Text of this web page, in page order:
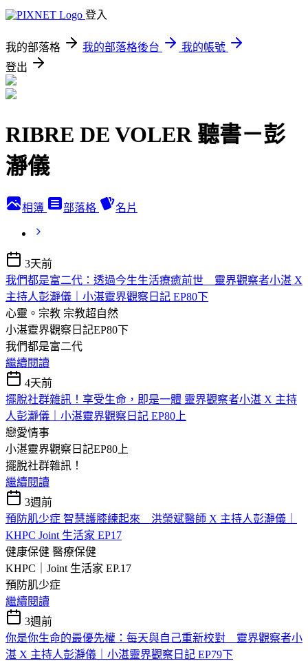
登入
我的部落格 我的部落格後台
我的帳號
登出
RIBRE DE VOLER 聽書－彭
瀞儀
相簿 部落格 名片
3天前
我們都是富二代：透過今生生活療癒前世 靈界觀察者小湛 X
主持人彭瀞儀｜小湛靈界觀察日記 EP80下
心靈。宗教 宗教超自然
小湛靈界觀察日記EP80下
我們都是富二代
繼續閱讀
4天前
擺脫社群雜訊！享受生命，即是一體 靈界觀察者小湛 X 主持
人彭瀞儀｜小湛靈界觀察日記 EP80上
戀愛情事
小湛靈界觀察日記EP80上
擺脫社群雜訊！
繼續閱讀
3週前
預防肌少症 智慧護膝練起來 洪榮斌醫師 X 主持人彭瀞儀｜
KHPC Joint 生活家 EP17
健康保健 醫療保健
KHPC｜Joint 生活家 EP.17
預防肌少症
繼續閱讀
3週前
你是你生命的最優先權：每天與自己重新校對 靈界觀察者小
湛 X 主持人彭瀞儀｜小湛靈界觀察日記 EP79下